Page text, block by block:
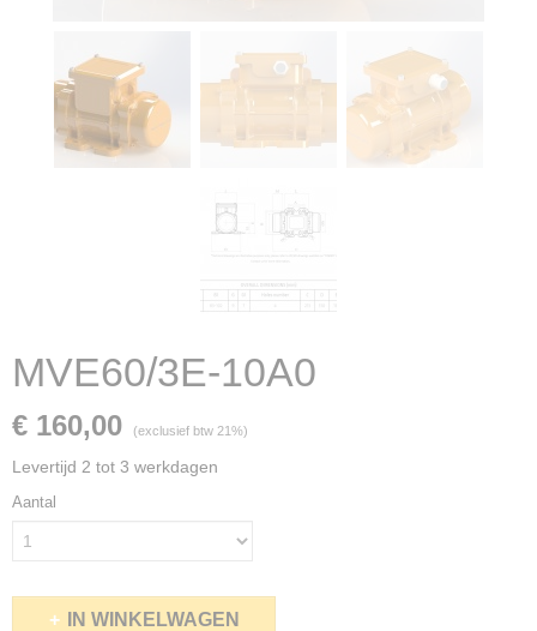
MVE60/3E-10A0
€ 160,00 (exclusief btw 21%)
Levertijd 2 tot 3 werkdagen
Aantal
IN WINKELWAGEN